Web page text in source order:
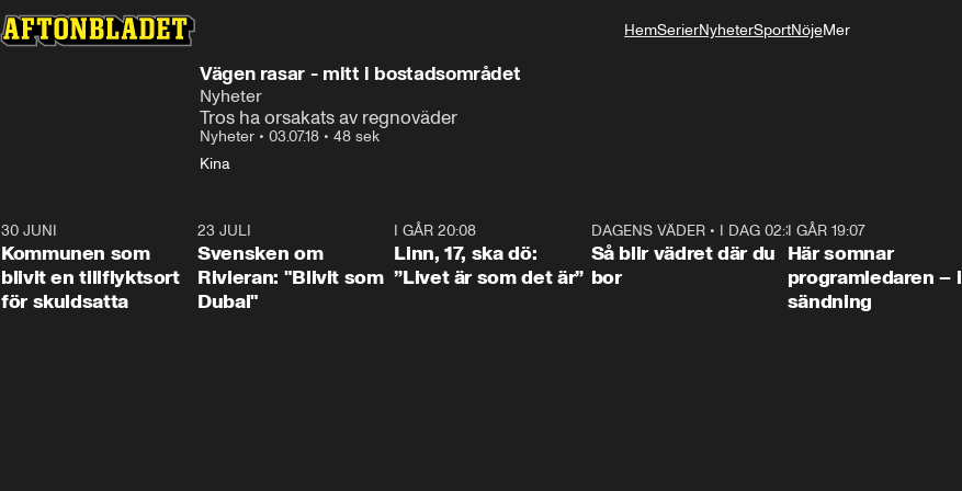
HemSerierNyheterSportNöjeMer
Vägen rasar - mitt i bostadsområdet
Nyheter
Tros ha orsakats av regnoväder
Nyheter • 03.07.18 • 48 sek
Kina
1:24
30 JUNI
Kommunen som
blivit en tillflyktsort
för skuldsatta
23 JULI
Svensken om
Rivieran: "Blivit som
Dubai"
I GÅR 20:08
Linn, 17, ska dö:
”Livet är som det är”
1:06
DAGENS VÄDER• I DAG 02:30
Så blir vädret där du
bor
I GÅR 19:07
Här somnar
programledaren – i
sändning